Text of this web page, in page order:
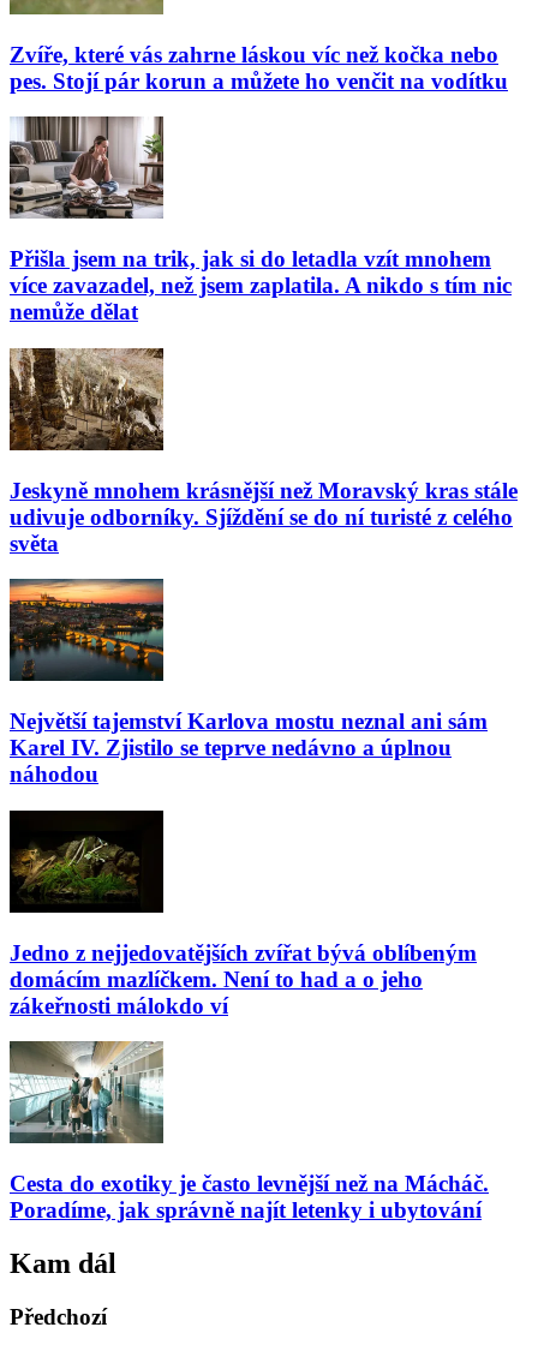
Zvíře, které vás zahrne láskou víc než kočka nebo
pes. Stojí pár korun a můžete ho venčit na vodítku
Přišla jsem na trik, jak si do letadla vzít mnohem
více zavazadel, než jsem zaplatila. A nikdo s tím nic
nemůže dělat
Jeskyně mnohem krásnější než Moravský kras stále
udivuje odborníky. Sjíždění se do ní turisté z celého
světa
Největší tajemství Karlova mostu neznal ani sám
Karel IV. Zjistilo se teprve nedávno a úplnou
náhodou
Jedno z nejjedovatějších zvířat bývá oblíbeným
domácím mazlíčkem. Není to had a o jeho
zákeřnosti málokdo ví
Cesta do exotiky je často levnější než na Mácháč.
Poradíme, jak správně najít letenky i ubytování
Kam dál
Předchozí